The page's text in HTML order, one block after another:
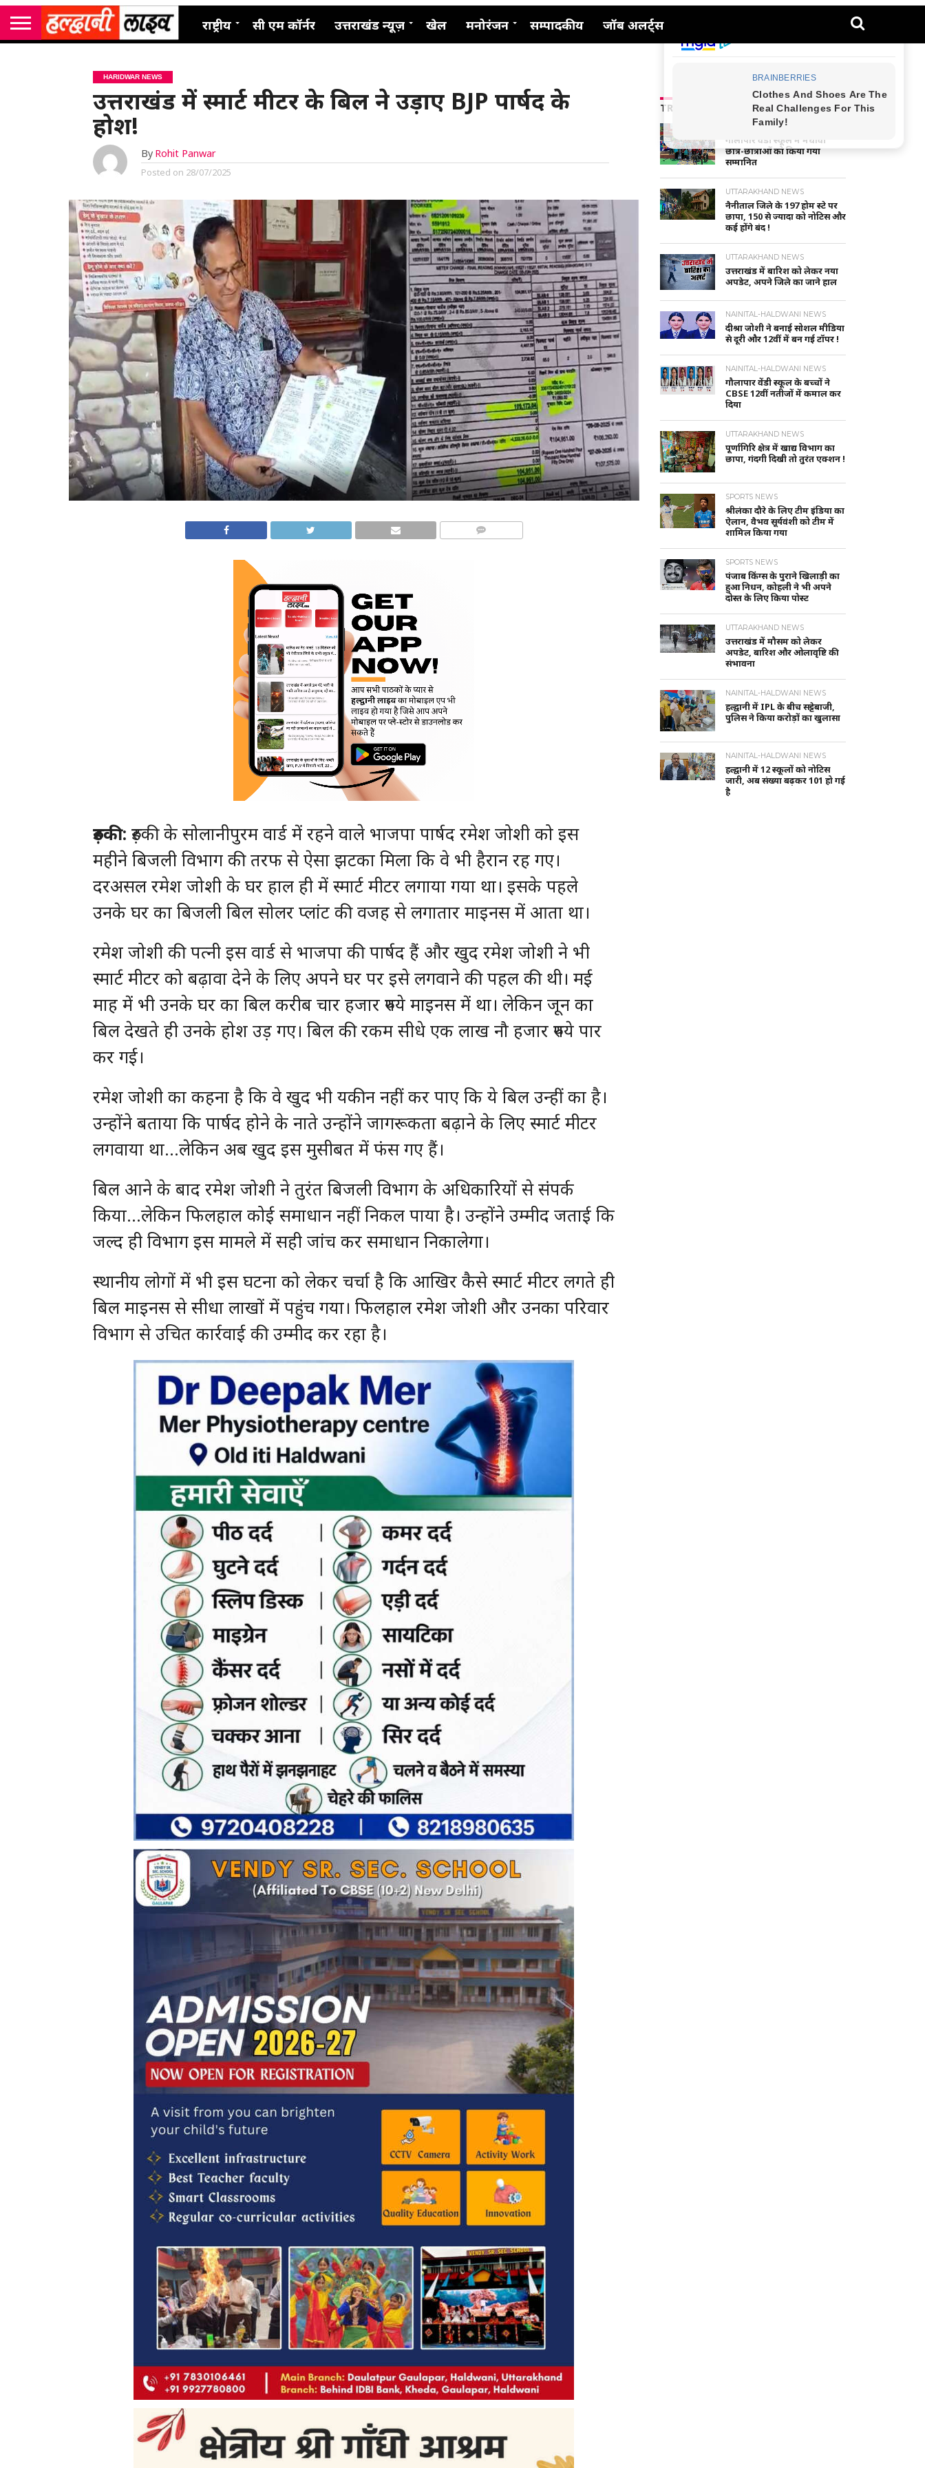
राष्ट्रीय सी एम कॉर्नर उत्तराखंड न्यूज़ खेल मनोरंजन सम्पादकीय जॉब अलर्ट्स
HARIDWAR NEWS
उत्तराखंड में स्मार्ट मीटर के बिल ने उड़ाए BJP पार्षद के
होश!
By Rohit Panwar
Posted on 28/07/2025
रुड़की: रुड़की के सोलानीपुरम वार्ड में रहने वाले भाजपा पार्षद रमेश जोशी को इस
महीने बिजली विभाग की तरफ से ऐसा झटका मिला कि वे भी हैरान रह गए।
दरअसल रमेश जोशी के घर हाल ही में स्मार्ट मीटर लगाया गया था। इसके पहले
उनके घर का बिजली बिल सोलर प्लांट की वजह से लगातार माइनस में आता था।
रमेश जोशी की पत्नी इस वार्ड से भाजपा की पार्षद हैं और खुद रमेश जोशी ने भी
स्मार्ट मीटर को बढ़ावा देने के लिए अपने घर पर इसे लगवाने की पहल की थी। मई
माह में भी उनके घर का बिल करीब चार हजार रुपये माइनस में था। लेकिन जून का
बिल देखते ही उनके होश उड़ गए। बिल की रकम सीधे एक लाख नौ हजार रुपये पार
कर गई।
रमेश जोशी का कहना है कि वे खुद भी यकीन नहीं कर पाए कि ये बिल उन्हीं का है।
उन्होंने बताया कि पार्षद होने के नाते उन्होंने जागरूकता बढ़ाने के लिए स्मार्ट मीटर
लगवाया था…लेकिन अब खुद इस मुसीबत में फंस गए हैं।
बिल आने के बाद रमेश जोशी ने तुरंत बिजली विभाग के अधिकारियों से संपर्क
किया…लेकिन फिलहाल कोई समाधान नहीं निकल पाया है। उन्होंने उम्मीद जताई कि
जल्द ही विभाग इस मामले में सही जांच कर समाधान निकालेगा।
स्थानीय लोगों में भी इस घटना को लेकर चर्चा है कि आखिर कैसे स्मार्ट मीटर लगते ही
बिल माइनस से सीधा लाखों में पहुंच गया। फिलहाल रमेश जोशी और उनका परिवार
विभाग से उचित कार्रवाई की उम्मीद कर रहा है।
TRENDING NEWS
NAINITAL-HALDWANI NEWS
गौलापार वैंडी स्कूल में मेधावी
छात्र-छात्राओं को किया गया
सम्मानित
UTTARAKHAND NEWS
नैनीताल जिले के 197 होम स्टे पर
छापा, 150 से ज्यादा को नोटिस और
कई होंगे बंद !
UTTARAKHAND NEWS
उत्तराखंड में बारिश को लेकर नया
अपडेट, अपने जिले का जाने हाल
NAINITAL-HALDWANI NEWS
दीश्रा जोशी ने बनाई सोशल मीडिया
से दूरी और 12वीं में बन गई टॉपर !
NAINITAL-HALDWANI NEWS
गौलापार वेंडी स्कूल के बच्चों ने
CBSE 12वीं नतीजों में कमाल कर
दिया
UTTARAKHAND NEWS
पूर्णागिरि क्षेत्र में खाद्य विभाग का
छापा, गंदगी दिखी तो तुरंत एक्शन !
SPORTS NEWS
श्रीलंका दौरे के लिए टीम इंडिया का
ऐलान, वैभव सूर्यवंशी को टीम में
शामिल किया गया
SPORTS NEWS
पंजाब किंग्स के पुराने खिलाड़ी का
हुआ निधन, कोहली ने भी अपने
दोस्त के लिए किया पोस्ट
UTTARAKHAND NEWS
उत्तराखंड में मौसम को लेकर
अपडेट, बारिश और ओलावृष्टि की
संभावना
NAINITAL-HALDWANI NEWS
हल्द्वानी में IPL के बीच सट्टेबाजी,
पुलिस ने किया करोड़ों का खुलासा
NAINITAL-HALDWANI NEWS
हल्द्वानी में 12 स्कूलों को नोटिस
जारी, अब संख्या बढ़कर 101 हो गई
है